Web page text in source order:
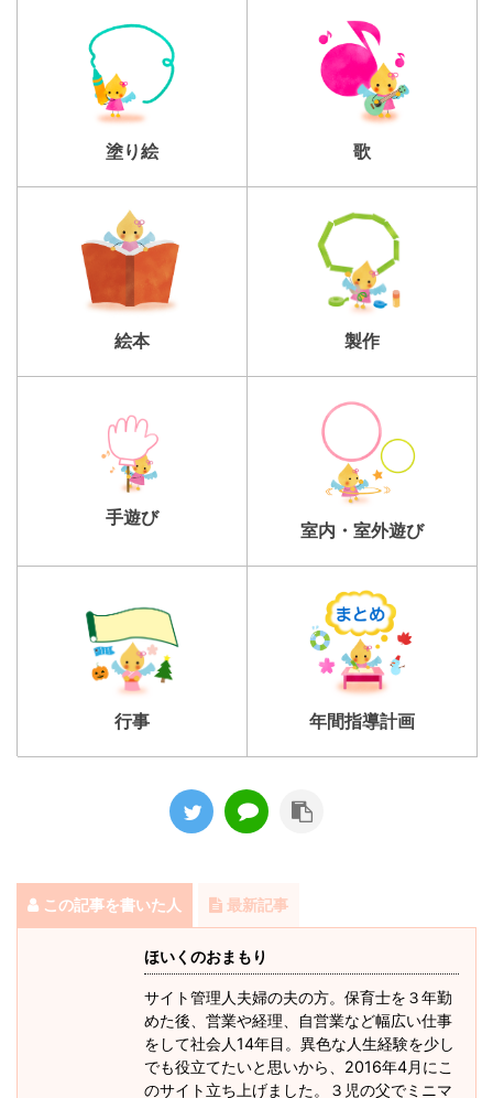
塗り絵 歌
絵本 製作
手遊び
室内・室外遊び
行事 年間指導計画
この記事を書いた人 最新記事
ほいくのおまもり
サイト管理人夫婦の夫の方。保育士を３年勤
めた後、営業や経理、自営業など幅広い仕事
をして社会人14年目。異色な人生経験を少し
でも役立てたいと思いから、2016年4月にこ
のサイト立ち上げました。３児の父でミニマ